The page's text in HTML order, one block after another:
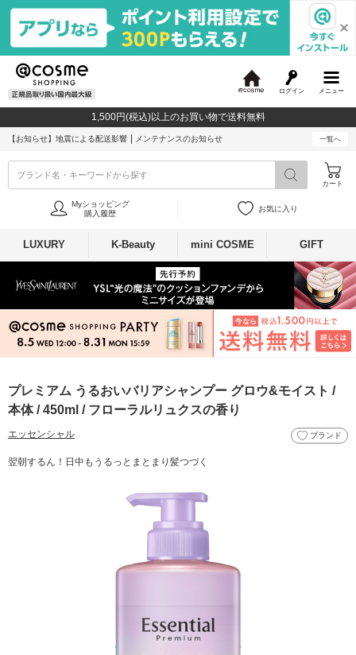
メニュー
ログイン
c
o
1,500円(税込)以上のお買い物で送料無料
【お知らせ】 地震による配送影響 メンテナンスのお知らせ 一覧へ
ブランド名・キーワードから探す
カート
Myショッピング
購入履歴
お気に入り
LUXURY K-Beauty mini COSME GIFT
プレミアム うるおいバリアシャンプー グロウ&モイスト /
本体 / 450ml / フローラルリュクスの香り
エッセンシャル ブランド
翌朝するん！日中もうるっとまとまり髪つづく